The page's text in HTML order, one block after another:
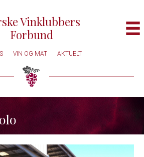
Vinklubbers
Forbund
VIN OG MAT AKTUELT